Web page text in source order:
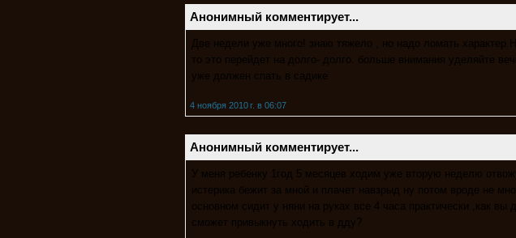
Анонимный комментирует...
Две недели уже много! знаю тяжело , но надо ломать
то это перейдет на долго- долго. больше внимания уделяйте
уже должен спать в садике
4 ноября 2010 г. в 06:07
Анонимный комментирует...
У меня ребенку 1год 5 месяцев ходим уже вторую неделю
истерика бежит за мной и плачет навзрыд ну потом вроде не
основном сидит у няни на руках все 4 часа практически ,как вы
сможет привыкнуть ходить в дду?